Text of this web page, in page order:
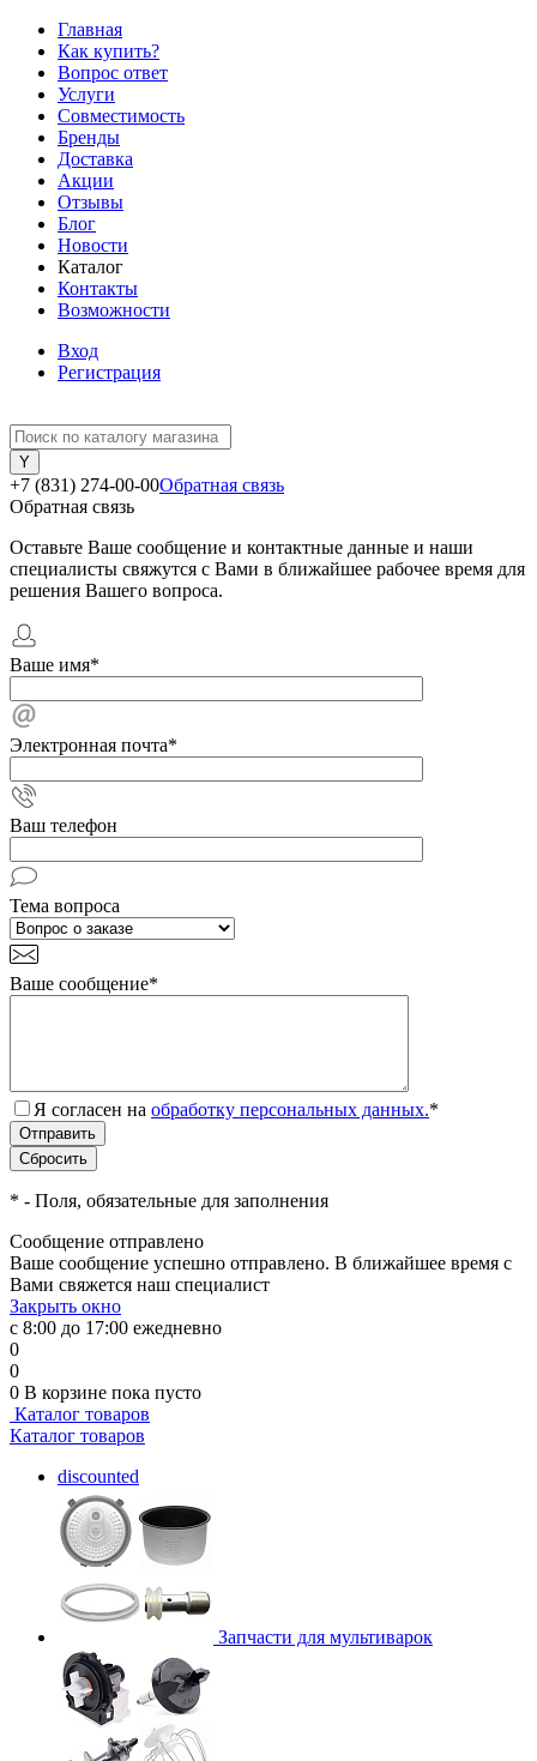
Главная
Как купить?
Вопрос ответ
Услуги
Совместимость
Бренды
Доставка
Акции
Отзывы
Блог
Новости
Каталог
Контакты
Возможности
Вход
Регистрация
+7 (831) 274-00-00Обратная связь
Обратная связь
Оставьте Ваше сообщение и контактные данные и наши
специалисты свяжутся с Вами в ближайшее рабочее время для
решения Вашего вопроса.
Ваше имя*
Электронная почта*
Ваш телефон
Тема вопроса
Ваше сообщение*
Я согласен на обработку персональных данных.*
* - Поля, обязательные для заполнения
Сообщение отправлено
Ваше сообщение успешно отправлено. В ближайшее время с
Вами свяжется наш специалист
Закрыть окно
с 8:00 до 17:00 ежедневно
0
0
0 В корзине пока пусто
Каталог товаров
Каталог товаров
discounted
Запчасти для мультиварок